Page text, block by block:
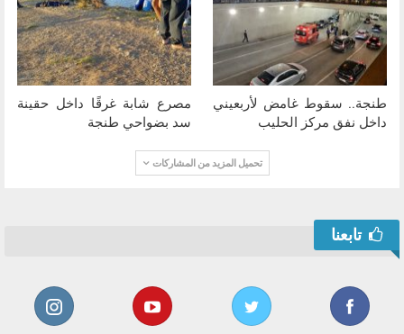
طنجة.. سقوط غامض لأربعيني
داخل نفق مركز الحليب
مصرع شابة غرقًا داخل حقينة
سد بضواحي طنجة
تحميل المزيد من المشاركات
تابعنا